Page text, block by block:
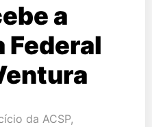
a
Federal
da ACSP,